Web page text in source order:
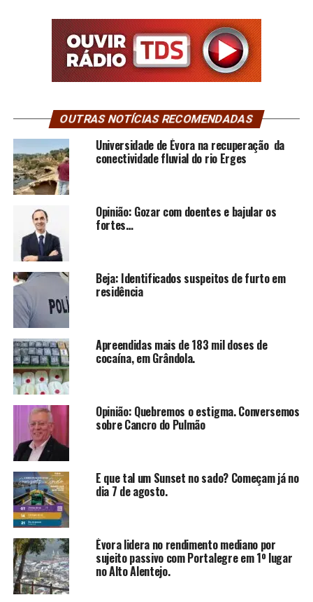
OUTRAS NOTÍCIAS RECOMENDADAS
Universidade de Évora na recuperação da
conectividade fluvial do rio Erges
Opinião: Gozar com doentes e bajular os
fortes…
Beja: Identificados suspeitos de furto em
residência
Apreendidas mais de 183 mil doses de
cocaína, em Grândola.
Opinião: Quebremos o estigma. Conversemos
sobre Cancro do Pulmão
E que tal um Sunset no sado? Começam já no
dia 7 de agosto.
Évora lidera no rendimento mediano por
sujeito passivo com Portalegre em 1º lugar
no Alto Alentejo.